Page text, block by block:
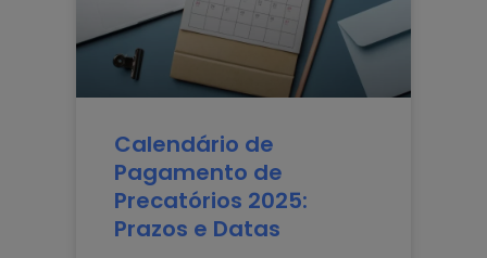
Calendário de
Pagamento de
Precatórios 2025:
Prazos e Datas